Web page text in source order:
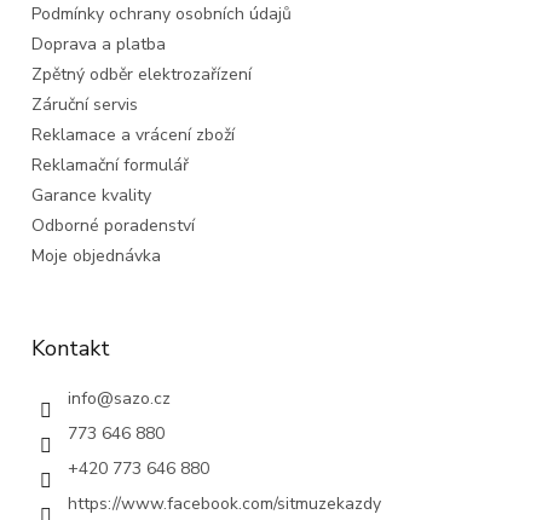
Podmínky ochrany osobních údajů
Doprava a platba
Zpětný odběr elektrozařízení
Záruční servis
Reklamace a vrácení zboží
Reklamační formulář
Garance kvality
Odborné poradenství
Moje objednávka
Kontakt
info@sazo.cz
773 646 880
+420 773 646 880
https://www.facebook.com/sitmuzekazdy